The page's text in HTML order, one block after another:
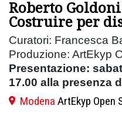
Roberto Goldoni
Costruire per
Curatori: Francesca
Produzione: ArtEkyp
Presentazione:
17.00 alla presenza
Modena ArtEkyp Open